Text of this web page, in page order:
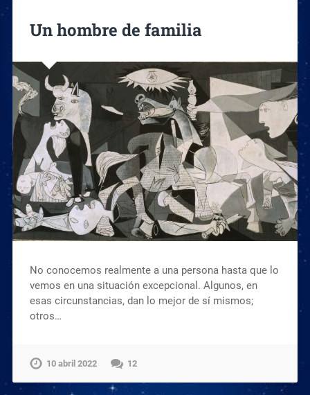
Un hombre de familia
No conocemos realmente a una persona hasta que lo
vemos en una situación excepcional. Algunos, en
esas circunstancias, dan lo mejor de sí mismos;
otros…
10 abril 2022 12